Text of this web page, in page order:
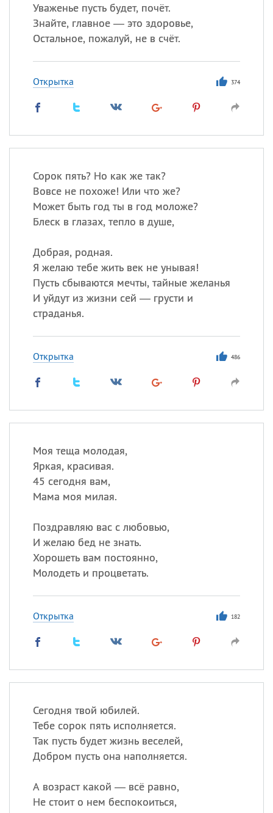
Уваженье пусть будет, почёт.
Знайте, главное — это здоровье,
Остальное, пожалуй, не в счёт.
Открытка 374
Сорок пять? Но как же так?
Вовсе не похоже! Или что же?
Может быть год ты в год моложе?
Блеск в глазах, тепло в душе,
Добрая, родная.
Я желаю тебе жить век не унывая!
Пусть сбываются мечты, тайные желанья
И уйдут из жизни сей — грусти и
страданья.
Открытка 486
Моя теща молодая,
Яркая, красивая.
45 сегодня вам,
Мама моя милая.
Поздравляю вас с любовью,
И желаю бед не знать.
Хорошеть вам постоянно,
Молодеть и процветать.
Открытка 182
Сегодня твой юбилей.
Тебе сорок пять исполняется.
Так пусть будет жизнь веселей,
Добром пусть она наполняется.
А возраст какой — всё равно,
Не стоит о нем беспокоиться,